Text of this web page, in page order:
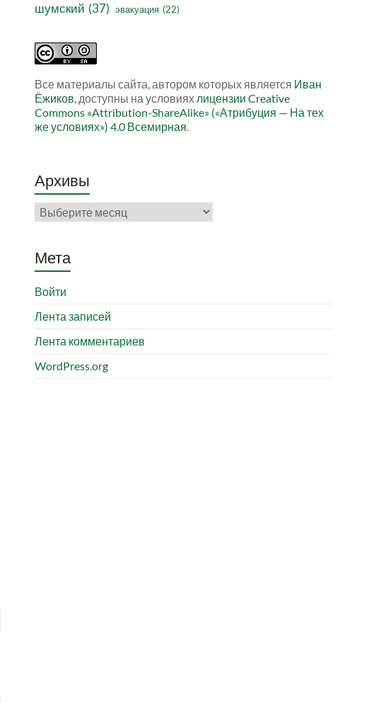
шумский (37) эвакуация (22)
Все материалы сайта, автором которых является Иван
Ёжиков, доступны на условиях лицензии Creative
Commons «Attribution-ShareAlike» («Атрибуция — На тех
же условиях») 4.0 Всемирная.
Архивы
Архивы
Мета
Войти
Лента записей
Лента комментариев
WordPress.org